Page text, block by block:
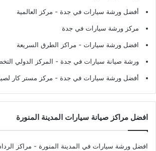
أفضل ورشة سيارات في جدة - مركز العالمية
مركز ورشة سيارات في جدة
افضل ورشة سيارات - مراكز الطرق السريعة
ورشة صيانة سيارات في جدة - المركز الدولي
أفضل ورشة سيارات في جدة - مركز مستر كار
افضل مراكز صيانة سيارات المدينة المنورة
افضل ورشة سيارات في المدينة المنورة - مراكز